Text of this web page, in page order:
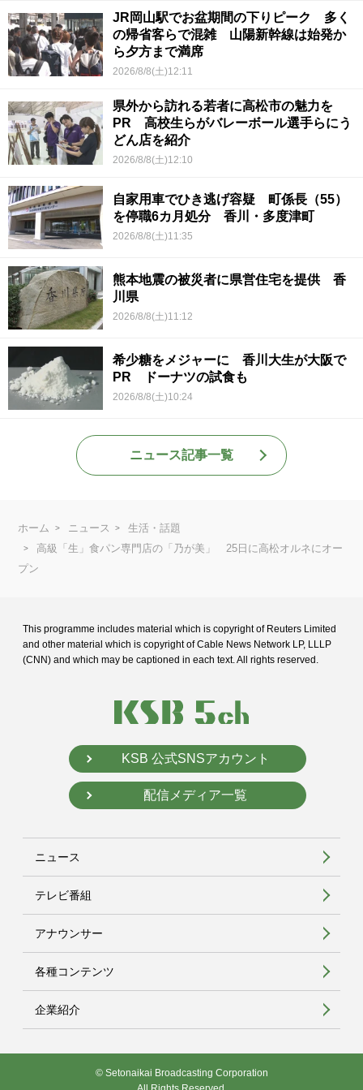
JR岡山駅でお盆期間の下りピーク 多く
の帰省客らで混雑 山陽新幹線は始発か
ら夕方まで満席
2026/8/8(土)12:11
県外から訪れる若者に高松市の魅力を
PR 高校生らがバレーボール選手らにう
どん店を紹介
2026/8/8(土)12:10
自家用車でひき逃げ容疑 町係長（55）
を停職6カ月処分 香川・多度津町
2026/8/8(土)11:35
熊本地震の被災者に県営住宅を提供 香
川県
2026/8/8(土)11:12
希少糖をメジャーに 香川大生が大阪で
PR ドーナツの試食も
2026/8/8(土)10:24
ニュース記事一覧
ホーム ニュース
生活・話題
高級「生」食パン専門店の「乃が美」 25日に高松オルネにオー
プン
This programme includes material which is copyright of Reuters Limited
and other material which is copyright of Cable News Network LP, LLLP
(CNN) and which may be captioned in each text. All rights reserved.
KSB 公式SNSアカウント
配信メディア一覧
ニュース
テレビ番組
アナウンサー
各種コンテンツ
企業紹介
© Setonaikai Broadcasting Corporation